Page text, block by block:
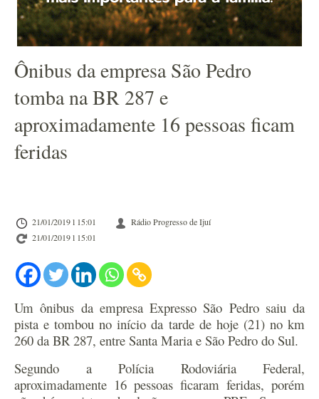
Ônibus da empresa São Pedro
tomba na BR 287 e
aproximadamente 16 pessoas ficam
feridas
21/01/2019 l 15:01
Rádio Progresso de Ijuí
21/01/2019 l 15:01
Um ônibus da empresa Expresso São Pedro saiu da
pista e tombou no início da tarde de hoje (21) no km
260 da BR 287, entre Santa Maria e São Pedro do Sul.
Segundo a Polícia Rodoviária Federal,
aproximadamente 16 pessoas ficaram feridas, porém